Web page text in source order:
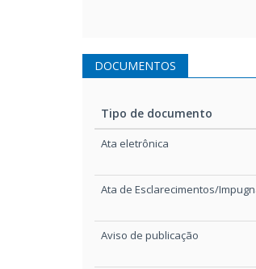
DOCUMENTOS
Tipo de documento
Tipo de documento
Ata eletrônica
Ata de Esclarecimentos/
Aviso de publicação